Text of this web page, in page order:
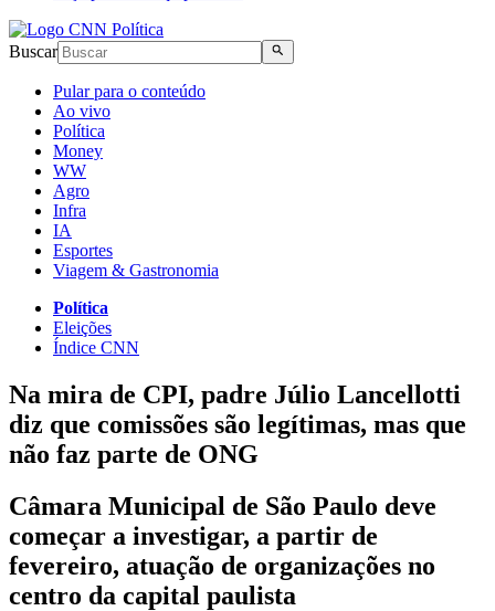
Buscar
Pular para o conteúdo
Ao vivo
Política
Money
WW
Agro
Infra
IA
Esportes
Viagem & Gastronomia
Política
Eleições
Índice CNN
Na mira de CPI, padre Júlio Lancellotti
diz que comissões são legítimas, mas que
não faz parte de ONG
Câmara Municipal de São Paulo deve
começar a investigar, a partir de
fevereiro, atuação de organizações no
centro da capital paulista